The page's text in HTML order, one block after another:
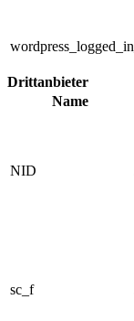
Drittanbieter
Name
NID
sc_f